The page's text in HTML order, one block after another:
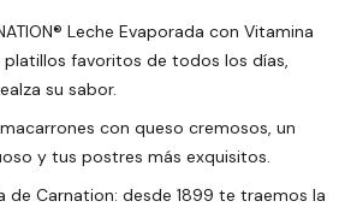
Leche Evaporada con Vitamina
favoritos de todos los días,
su sabor.
con queso cremosos, un
y tus postres más exquisitos.
de Carnation: desde 1899 te traemos la